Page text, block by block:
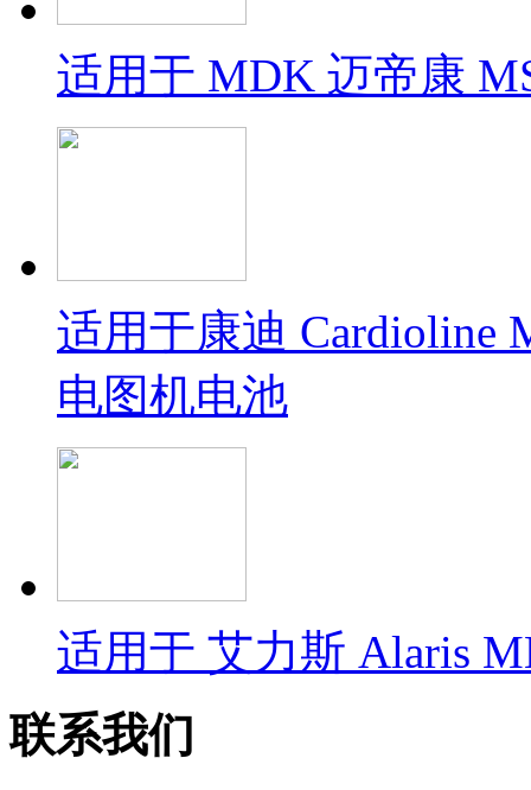
适用于 MDK 迈帝康
适用于康迪 Cardioline
电图机电池
适用于 艾力斯 Alaris
联系我们